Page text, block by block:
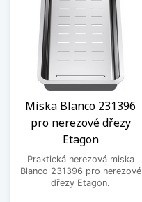
Miska Blanco 231396
pro nerezové dřezy
Etagon
Praktická nerezová miska
Blanco 231396 pro nerezové
dřezy Etagon.